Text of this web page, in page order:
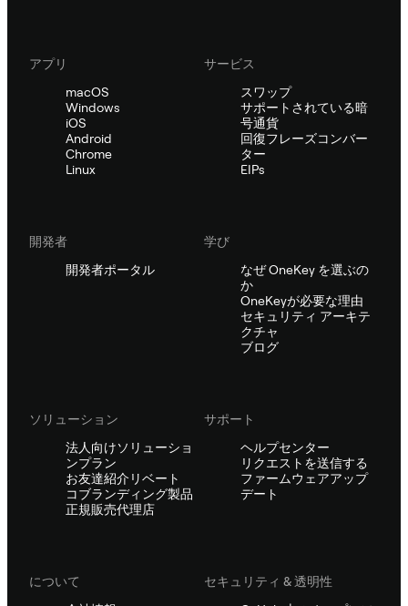
アプリ
macOS
Windows
iOS
Android
Chrome
Linux
サービス
スワップ
サポートされている暗
号通貨
回復フレーズコンバー
ター
EIPs
開発者
開発者ポータル
学び
なぜ OneKey を選ぶの
か
OneKeyが必要な理由
セキュリティ アーキテ
クチャ
ブログ
ソリューション
法人向けソリューショ
ンプラン
お友達紹介リベート
コブランディング製品
正規販売代理店
サポート
ヘルプセンター
リクエストを送信する
ファームウェアアップ
デート
について
セキュリティ & 透明性